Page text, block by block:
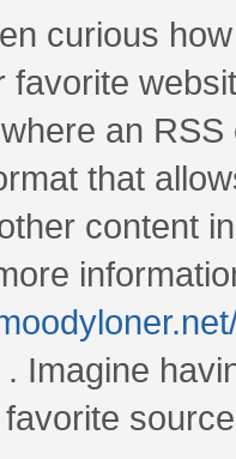
curious
favorite
an
that
content
Imagine